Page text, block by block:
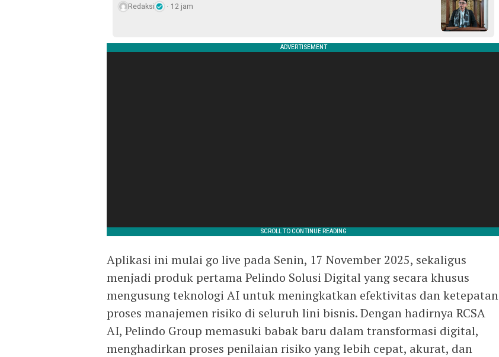
Redaksi 12 jam
Aplikasi ini mulai go live pada Senin, 17 November 2025, sekaligus
menjadi produk pertama Pelindo Solusi Digital yang secara khusus
mengusung teknologi AI untuk meningkatkan efektivitas dan ketepatan
proses manajemen risiko di seluruh lini bisnis. Dengan hadirnya RCSA
AI, Pelindo Group memasuki babak baru dalam transformasi digital,
menghadirkan proses penilaian risiko yang lebih cepat, akurat, dan